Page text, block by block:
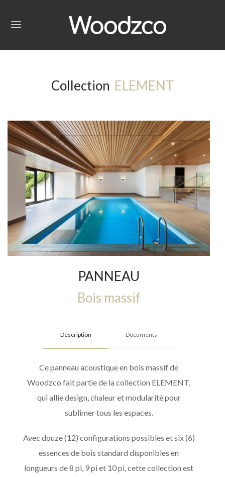
Collection ELEMENT
PANNEAU
Bois massif
Description Documents
Ce panneau acoustique en bois massif de
Woodzco fait partie de la collection ELEMENT,
qui allie design, chaleur et modularité pour
sublimer tous les espaces.
Avec douze (12) configurations possibles et six (6)
essences de bois standard disponibles en
longueurs de 8 pi, 9 pi et 10 pi, cette collection est